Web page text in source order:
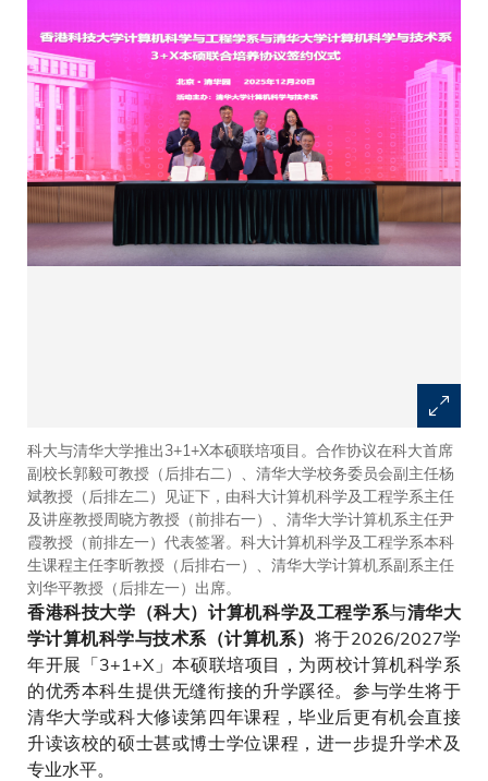
科大与清华大学推出3+1+X本硕联培项目。合作协议在科大首席
副校长郭毅可教授（后排右二）、清华大学校务委员会副主任杨
斌教授（后排左二）见证下，由科大计算机科学及工程学系主任
及讲座教授周晓方教授（前排右一）、清华大学计算机系主任尹
霞教授（前排左一）代表签署。科大计算机科学及工程学系本科
生课程主任李昕教授（后排右一）、清华大学计算机系副系主任
刘华平教授（后排左一）出席。
香港科技大学（科大）计算机科学及工程学系与清华大
学计算机科学与技术系（计算机系） 将于2026/2027学
年开展「3+1+X」本硕联培项目，为两校计算机科学系
的优秀本科生提供无缝衔接的升学蹊径。参与学生将于
清华大学或科大修读第四年课程，毕业后更有机会直接
升读该校的硕士甚或博士学位课程，进一步提升学术及
专业水平。